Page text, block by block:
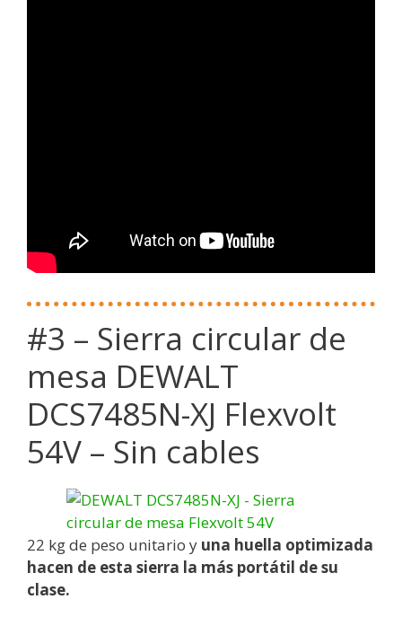
#3 – Sierra circular de
mesa DEWALT
DCS7485N-XJ Flexvolt
54V – Sin cables
22 kg de peso unitario y una huella optimizada
hacen de esta sierra la más portátil de su
clase.